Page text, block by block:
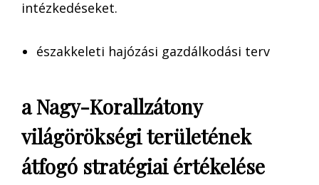
intézkedéseket.
északkeleti hajózási gazdálkodási terv
a Nagy-Korallzátony
világörökségi területének
átfogó stratégiai értékelése